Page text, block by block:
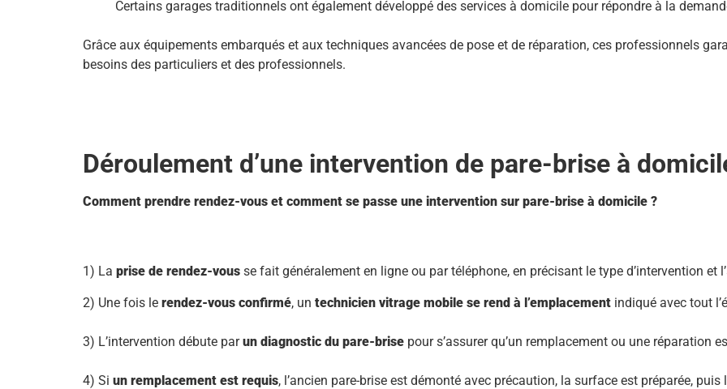
Certains garages traditionnels ont également développé des services à domicile pour répondre à la
Grâce aux équipements embarqués et aux techniques avancées de pose et de réparation, ces professionnels
besoins des particuliers et des professionnels.
Déroulement d’une intervention de pare-brise à
Comment prendre rendez-vous et comment se passe une intervention sur pare-brise à domicile ?
1) La prise de rendez-vous se fait généralement en ligne ou par téléphone, en précisant le type d’intervention et
2) Une fois le rendez-vous confirmé, un technicien vitrage mobile se rend à l’emplacement indiqué avec tout
3) L’intervention débute parun diagnostic du pare-brise pour s’assurer qu’un remplacement ou une réparation
4) Si un remplacement est requis, l’ancien pare-brise est démonté avec précaution, la surface est préparée, puis